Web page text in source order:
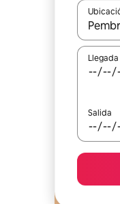
Llegada
Salida